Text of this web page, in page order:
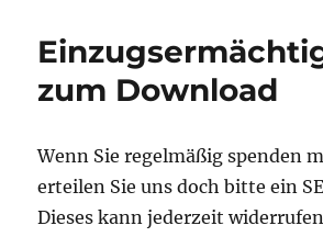
zum Download
Wenn Sie regelmäßig spenden
erteilen Sie uns doch bitte ein
Dieses kann jederzeit